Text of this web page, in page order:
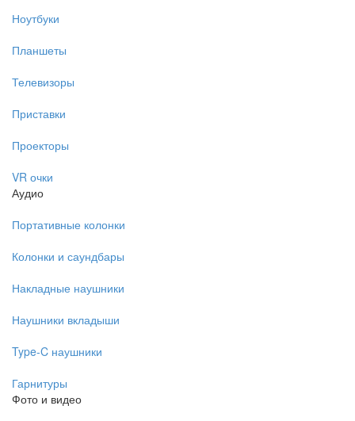
Ноутбуки
Планшеты
Телевизоры
Приставки
Проекторы
VR очки
Аудио
Портативные колонки
Колонки и саундбары
Накладные наушники
Наушники вкладыши
Type-C наушники
Гарнитуры
Фото и видео